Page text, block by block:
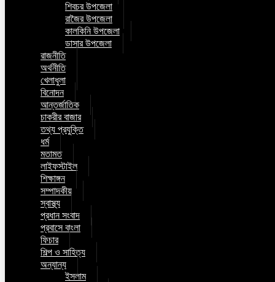
শিবচর উপজেলা
রাজৈর উপজেলা
কালকিনি উপজেলা
ডাসার উপজেলা
রাজনীতি
অর্থনীতি
খেলাধুলা
বিনোদন
আন্তর্জাতিক
চাকরীর বাজার
তথ্য প্রযুক্তি
ধর্ম
মতামত
লাইফস্টাইল
শিক্ষাঙ্গন
সম্পাদকীয়
স্বাস্থ্য
প্রধান সংবাদ
প্রবাসে বাংলা
ফিচার
শিল্প ও সাহিত্য
অন্যান্য
ইসলাম